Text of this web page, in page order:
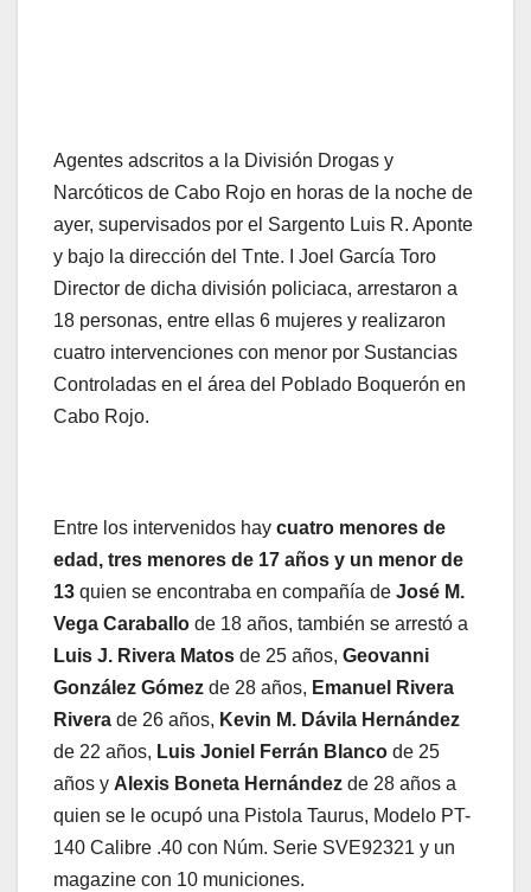
Agentes adscritos a la División Drogas y
Narcóticos de Cabo Rojo en horas de la noche de
ayer, supervisados por el Sargento Luis R. Aponte
y bajo la dirección del Tnte. I Joel García Toro
Director de dicha división policiaca, arrestaron a
18 personas, entre ellas 6 mujeres y realizaron
cuatro intervenciones con menor por Sustancias
Controladas en el área del Poblado Boquerón en
Cabo Rojo.
Entre los intervenidos hay cuatro menores de
edad, tres menores de 17 años y un menor de
13 quien se encontraba en compañía de José M.
Vega Caraballo de 18 años, también se arrestó a
Luis J. Rivera Matos de 25 años, Geovanni
González Gómez de 28 años, Emanuel Rivera
Rivera de 26 años, Kevin M. Dávila Hernández
de 22 años, Luis Joniel Ferrán Blanco de 25
años y Alexis Boneta Hernández de 28 años a
quien se le ocupó una Pistola Taurus, Modelo PT-
140 Calibre .40 con Núm. Serie SVE92321 y un
magazine con 10 municiones.